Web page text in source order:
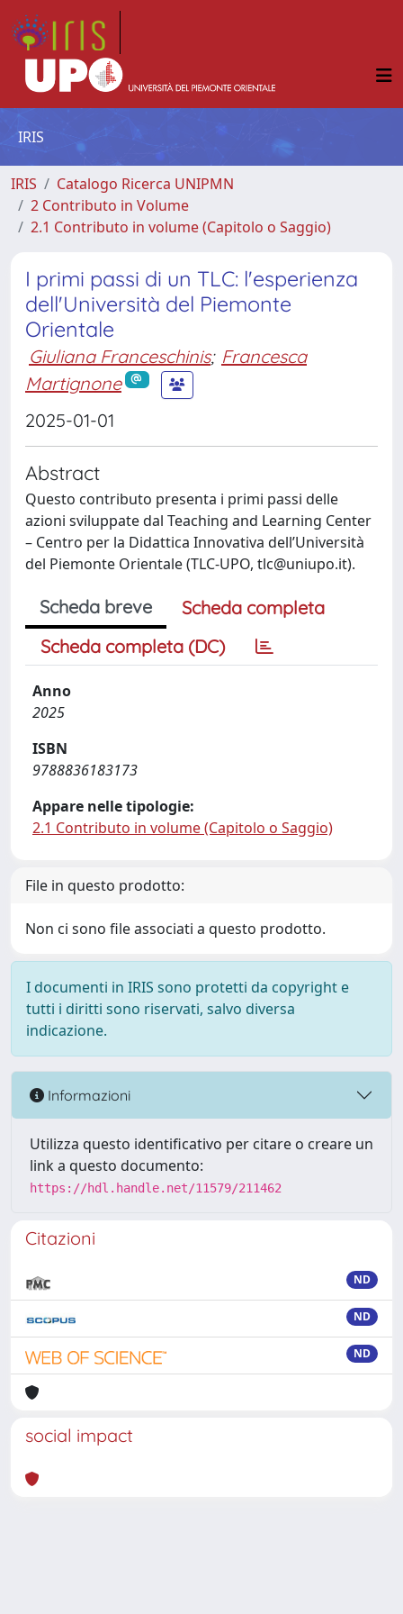
IRIS
IRIS
Catalogo Ricerca UNIPMN
2 Contributo in Volume
2.1 Contributo in volume (Capitolo o Saggio)
I primi passi di un TLC: l'esperienza
dell'Università del Piemonte
Orientale
Giuliana Franceschinis; Francesca
Martignone
2025-01-01
Abstract
Questo contributo presenta i primi passi delle
azioni sviluppate dal Teaching and Learning Center
– Centro per la Didattica Innovativa dell’Università
del Piemonte Orientale (TLC-UPO, tlc@uniupo.it).
Scheda breve
Scheda completa
Scheda completa (DC)
Anno
2025
ISBN
9788836183173
Appare nelle tipologie:
2.1 Contributo in volume (Capitolo o Saggio)
File in questo prodotto:
Non ci sono file associati a questo prodotto.
I documenti in IRIS sono protetti da copyright e
tutti i diritti sono riservati, salvo diversa
indicazione.
Informazioni
Utilizza questo identificativo per citare o creare un
link a questo documento:
https://hdl.handle.net/11579/211462
Citazioni
ND
ND
ND
social impact